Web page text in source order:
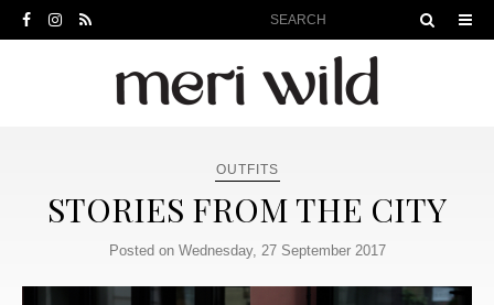
OUTFITS
STORIES FROM THE CITY
Posted on Wednesday, 27 September 2017